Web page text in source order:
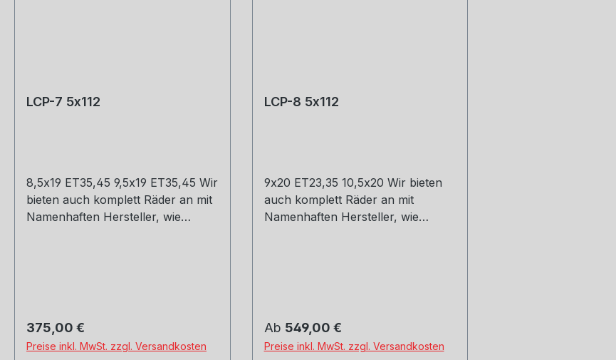
LCP-7 5x112
8,5x19 ET35,45 9,5x19 ET35,45 Wir
bieten auch komplett Räder an mit
Namenhaften Hersteller, wie
Regulärer Preis:
375,00 €
Preise inkl. MwSt. zzgl. Versandkosten
LCP-8 5x112
9x20 ET23,35 10,5x20 Wir bieten
auch komplett Räder an mit
Namenhaften Hersteller, wie
Regulärer Preis:
Ab 549,00 €
Preise inkl. MwSt. zzgl. Versandkosten